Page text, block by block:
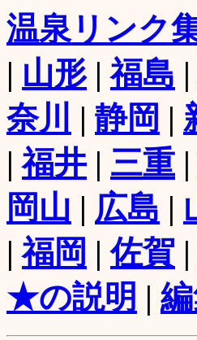
温泉リンク
| 山形|福島 |
奈川
| 静岡 |
|福井 | 三重 |
岡山 | 広島 |
|福岡 |佐賀 |
★の説明 |